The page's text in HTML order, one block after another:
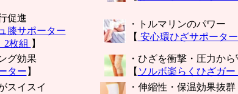
促進
膝サポーター
2枚組 】
・トルマリンのパワー
【 安心環ひざサポーター
グ効果
ター 】
・ひざを衝撃・圧力から
【 ソルボ楽らくひざガー
スイスイ
・伸縮性・保温効果抜群